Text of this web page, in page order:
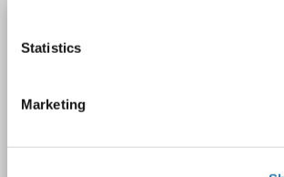
Statistics
Marketing
tag)